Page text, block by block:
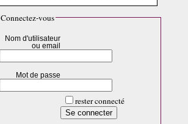
Connectez-vous
Nom d'utilisateur
ou email
Mot de passe
rester connecté